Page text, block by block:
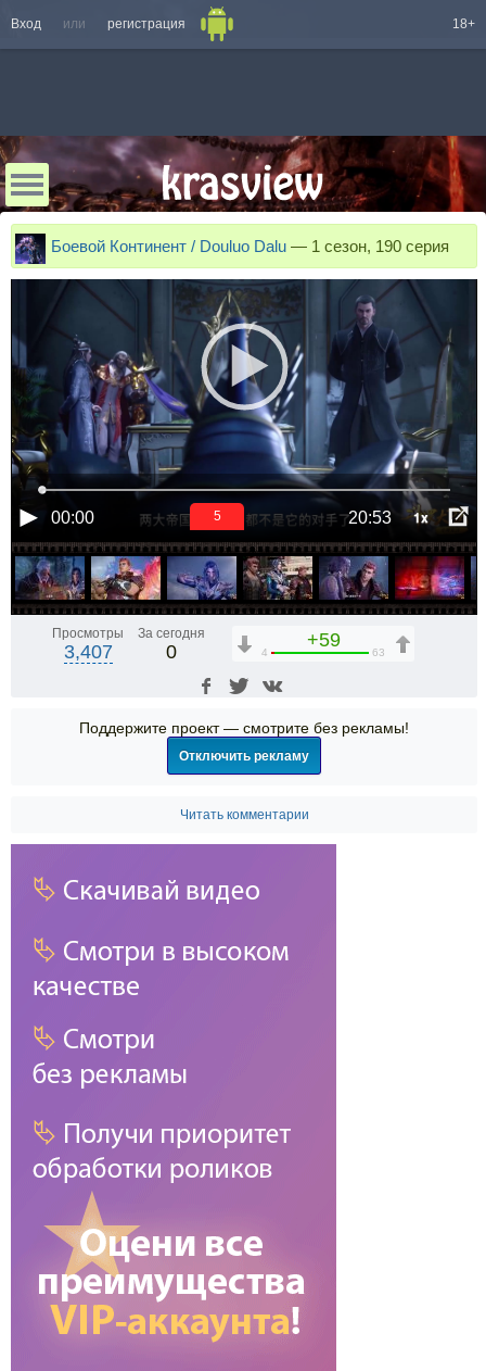
Вход или регистрация 18+
Боевой Континент / Douluo Dalu — 1 сезон, 190 серия
00:00 20:53 1x
5
Просмотры
3,407
За сегодня
0
+59
4 63
Поддержите проект — смотрите без рекламы!
Отключить рекламу
Читать комментарии